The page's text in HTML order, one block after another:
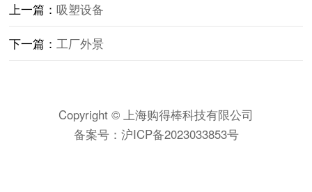
上一篇：吸塑设备
下一篇：工厂外景
Copyright © 上海购得棒科技有限公司
备案号： 沪ICP备2023033853号